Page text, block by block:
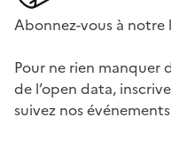
Abonnez-vous à
Pour ne rien manquer
de l’open data,
suivez nos